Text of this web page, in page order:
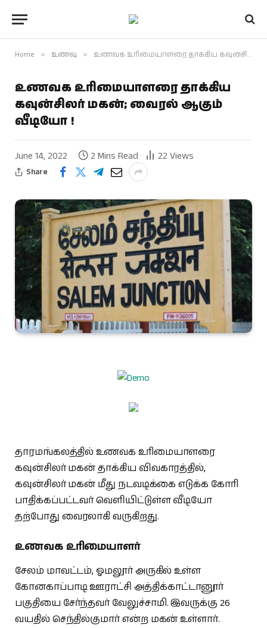
Home » உணவு » உணவக உரிமையாளரை தாக்கிய கவுன்சிலர் மகன்; வைரல் ஆகும் வீடியோ !
உணவக உரிமையாளரை தாக்கிய
கவுன்சிலர் மகன்; வைரல் ஆகும்
வீடியோ !
June 14, 2022 2 Mins Read 22Views
Share
தாரமங்கலத்தில் உணவக உரிமையாளரை
கவுன்சிலர் மகன் தாக்கிய விவகாரத்தில்,
கவுன்சிலர் மகன் மீது நடவடிக்கை எடுக்க கோரி
பாதிக்கப்பட்டவர் வெளியிட்டுள்ள வீடியோ
தற்போது வைரலாகி வருகிறது.
உணவக உரிமையாளர்
சேலம் மாவட்டம், ஓமலூர் அருகில் உள்ள
கோனகாப்பாடி ஊராட்சி அத்திக்காட்டானூர்
பகுதியை சேர்ந்தவர் வேலுச்சாமி. இவருக்கு 26
வயதில் செந்தில்குமார் என்ற மகன் உள்ளார்.